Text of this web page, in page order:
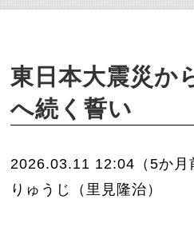
東日本大震災か
へ続く誓い
2026.03.11 12:04（5か月
りゅうじ（里見隆治）